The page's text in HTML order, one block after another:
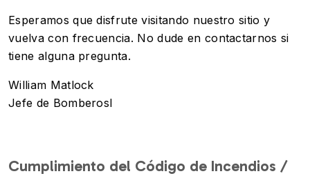
Esperamos que disfrute visitando nuestro sitio y
vuelva con frecuencia. No dude en contactarnos si
tiene alguna pregunta.
William Matlock
Jefe de Bomberosl
Cumplimiento del Código de Incendios /